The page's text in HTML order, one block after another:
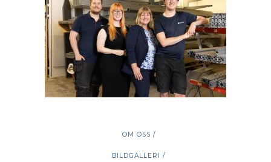
OM OSS /
BILDGALLERI /